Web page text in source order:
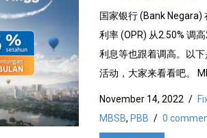
国家银行 (Bank
利率 (OPR) 从2.50% 调
利息等也跟着调高。以
活动，大家来看看吧。
November 14, 2022 /
MBSB, PBB / 0